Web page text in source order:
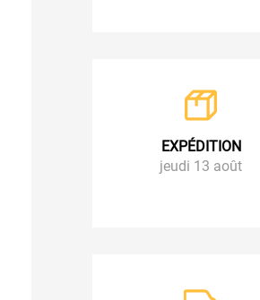
EXPÉDITION
jeudi 13 août